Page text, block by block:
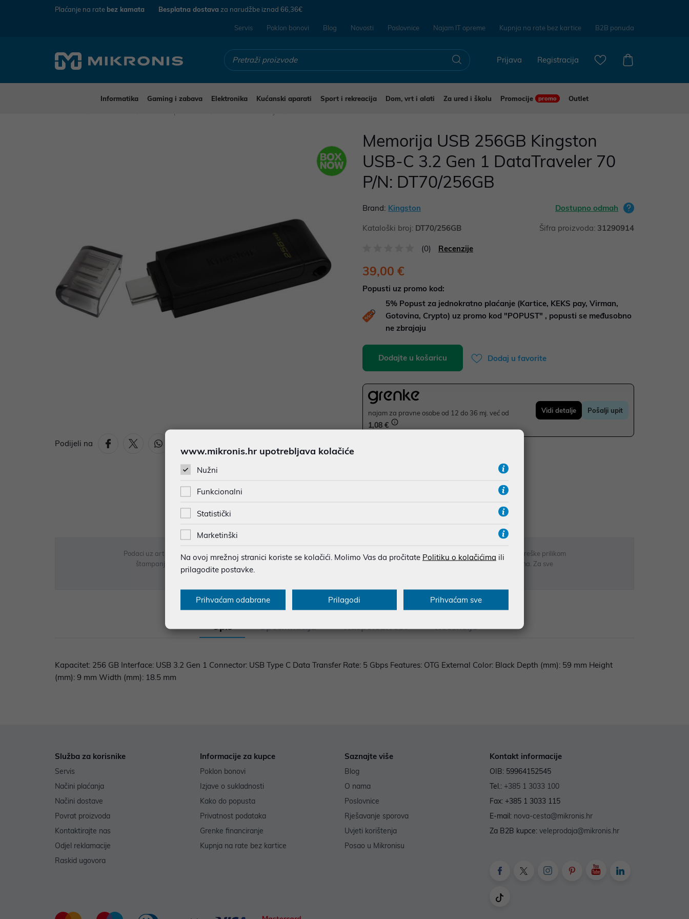
Plaćanje na rate bez kamata Besplatna dostava za narudžbe iznad 66,36€
Servis Poklon bonovi Blog Novosti Poslovnice Najam IT opreme Kupnja na rate bez kartice B2B ponuda
Registracija
Prijava
Informatika Gaming i zabava Elektronika Kućanski aparati Sport i rekreacija Dom, vrt i alati Za ured i školu Promocije promo
Outlet
Podijeli na
Memorija USB 256GB Kingston
USB-C 3.2 Gen 1 DataTraveler 70
P/N: DT70/256GB
Brand: Kingston Dostupno odmah
Kataloški broj: DT70/256GB Šifra proizvoda: 31290914
(0) Recenzije
39,00 €
Popusti uz promo kod:
5% Popust za jednokratno plaćanje (Kartice, KEKS pay, Virman,
Gotovina, Crypto) uz promo kod "POPUST" , popusti se međusobno
ne zbrajaju
Dodajte u košaricu Dodaj u favorite
najam za pravne osobe od 12 do 36 mj. već od
1,08 €
Vidi detalje Pošalji upit
BESPLATNA DOSTAVA ZA NARUDŽBE IZNAD 66,36€
Podaci uz artikle su prezentirani u dobroj namjeri. Mikronis d.o.o. ne odgovara za eventualne pogreške nastale u opisu proizvoda, greške prilikom
štampanja te promjene u dostupnosti i cijene. Slike artikala su ilustrativne prirode te ne moraju u potpunosti odgovarati artiklima. Za sve
eventualne nejasnoće možete nas kontaktirati na
Opis Specifikacija Raspoloživost Recenzije
Kapacitet: 256 GB Interface: USB 3.2 Gen 1 Connector: USB Type C Data Transfer Rate: 5 Gbps Features: OTG External Color: Black Depth (mm): 59 mm Height
(mm): 9 mm Width (mm): 18.5 mm
Služba za korisnike
Servis
Načini plaćanja
Načini dostave
Povrat proizvoda
Kontaktirajte nas
Odjel reklamacije
Raskid ugovora
Informacije za kupce
Poklon bonovi
Izjave o sukladnosti
Kako do popusta
Privatnost podataka
Grenke financiranje
Kupnja na rate bez kartice
Saznajte više
Blog
O nama
Poslovnice
Rješavanje sporova
Uvjeti korištenja
Posao u Mikronisu
Kontakt informacije
OIB: 59964152545
Tel.: +385 1 3033 100
Fax: +385 1 3033 115
E-mail: nova-cesta@mikronis.hr
Za B2B kupce: veleprodaja@mikronis.hr
www.mikronis.hr upotrebljava kolačiće
Nužni
Funkcionalni
Statistički
Marketinški
Na ovoj mrežnoj stranici koriste se kolačići. Molimo Vas da pročitate Politiku o kolačićima ili
prilagodite postavke.
Prihvaćam odabrane Prilagodi Prihvaćam sve